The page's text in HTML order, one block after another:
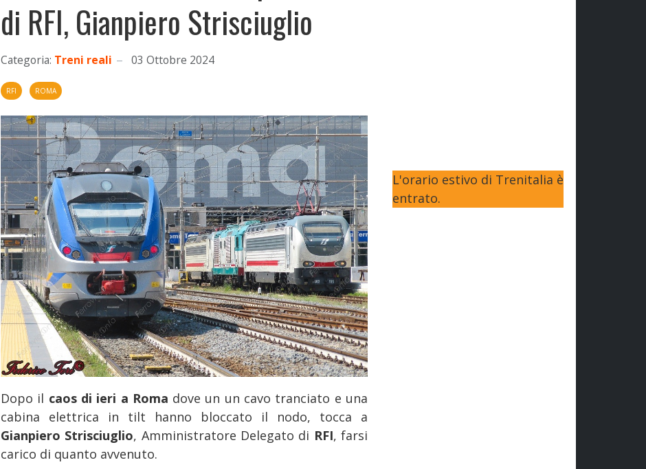
di RFI, Gianpiero Strisciuglio
Categoria: Treni reali 03 Ottobre 2024
RFI ROMA
Dopo il caos di ieri a Roma dove un un cavo tranciato e una
cabina elettrica in tilt hanno bloccato il nodo, tocca a
Gianpiero Strisciuglio, Amministratore Delegato di RFI, farsi
carico di quanto avvenuto.
L'orario estivo di Trenitalia è
entrato.